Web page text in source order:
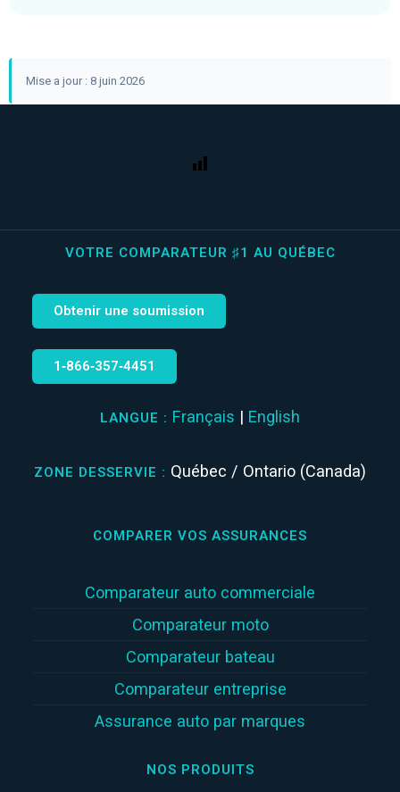
Mise a jour : 8 juin 2026
VOTRE COMPARATEUR ♯1 AU QUÉBEC
Obtenir une soumission
1‑866‑357‑4451
LANGUE : Français | English
ZONE DESSERVIE : Québec / Ontario (Canada)
COMPARER VOS ASSURANCES
Comparateur auto commerciale
Comparateur moto
Comparateur bateau
Comparateur entreprise
Assurance auto par marques
NOS PRODUITS